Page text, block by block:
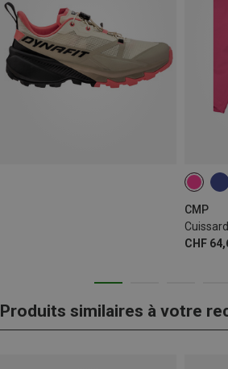
CMP
CHF
XS
3XL
Produits similaires à votre